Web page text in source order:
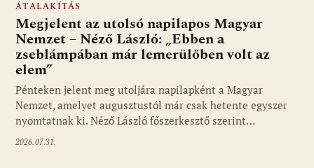
ÁTALAKÍTÁS
Megjelent az utolsó napilapos Magyar
Nemzet – Néző László: „Ebben a
zseblámpában már lemerülőben volt az
elem”
Pénteken jelent meg utoljára napilapként a Magyar
Nemzet, amelyet augusztustól már csak hetente egyszer
nyomtatnak ki. Néző László főszerkesztő szerint…
2026.07.31.